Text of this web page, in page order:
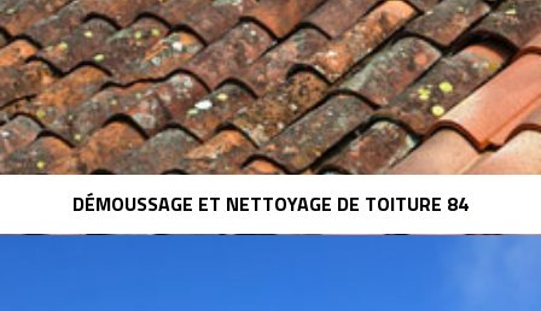
DÉMOUSSAGE ET NETTOYAGE DE TOITURE 84